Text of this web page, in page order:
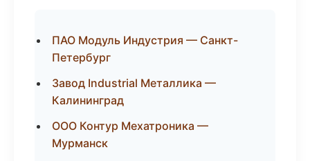
ПАО Модуль Индустрия — Санкт-
Петербург
Завод Industrial Металлика —
Калининград
ООО Контур Мехатроника —
Мурманск